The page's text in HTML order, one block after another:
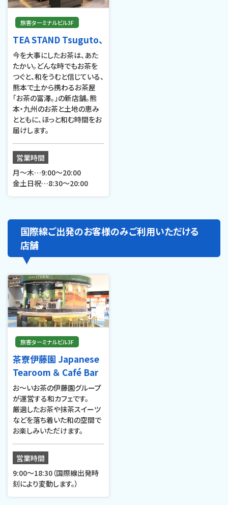
旅客ターミナルビル3F
TEA STAND Tsuguto、
今を大事にしたお茶は、あた
たかい。どんな時でもお茶を
つぐと、和をうむと信じている、
熊本で土から携わるお茶屋
「お茶の富澤。」の新店舗。熊
本・九州のお茶と土地の恵み
とともに、ほっと和む時間をお
届けします。
営業時間
月～木…9:00～20:00
金土日祝…8:30～20:00
国際線ご出発のお客様のみご利用いただける
店舗
旅客ターミナルビル3F
茶寮伊藤園 Japanese
Tearoom ＆ Café Bar
お～いお茶の伊藤園グループ
が運営する和カフェです。
厳選したお茶や抹茶スイーツ
などを落ち着いた和の空間で
お楽しみいただけます。
営業時間
9:00～18:30（国際線出発時
刻により変動します。）